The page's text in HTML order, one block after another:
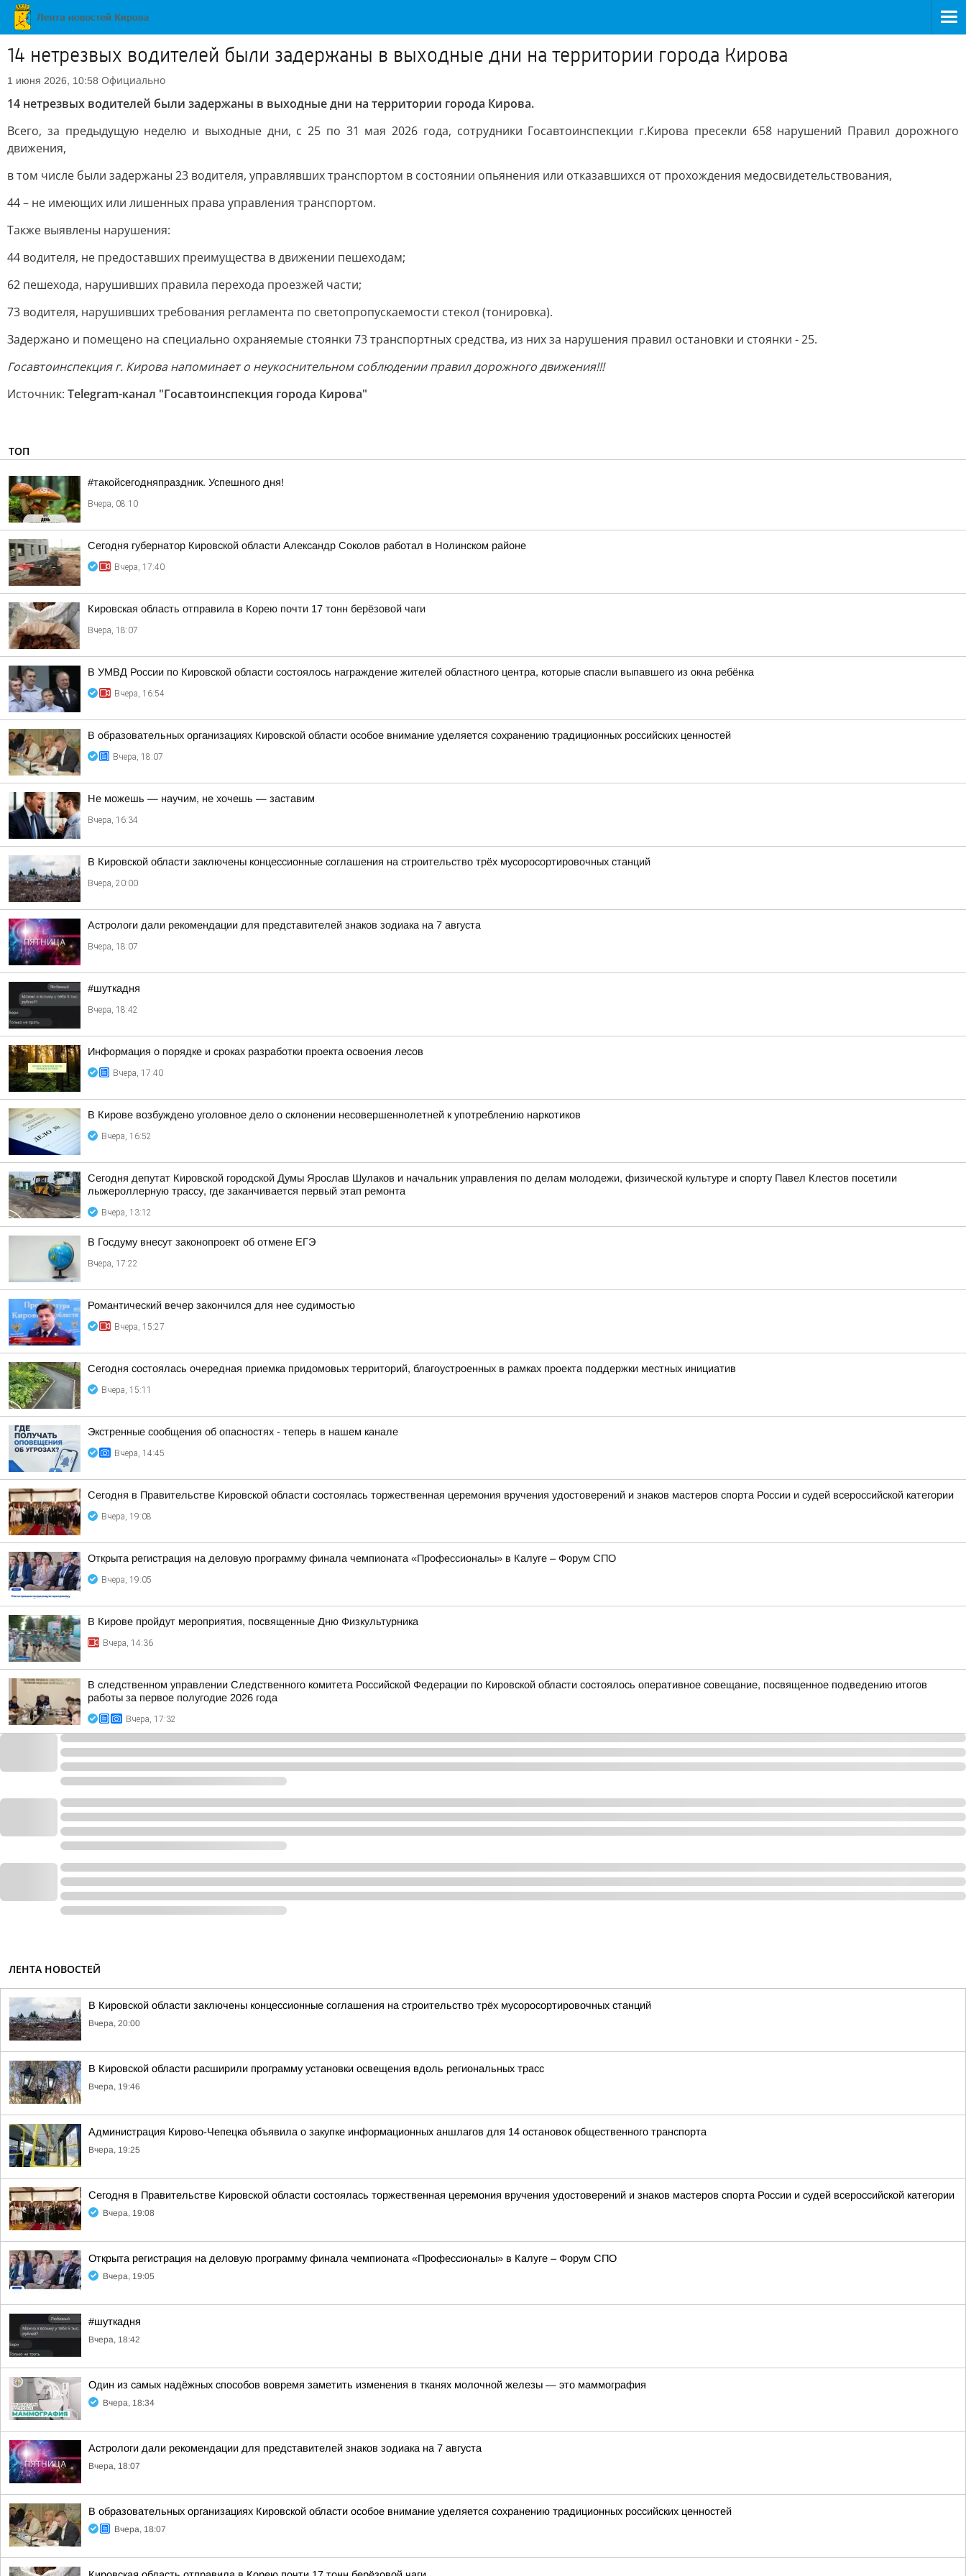
14 нетрезвых водителей были задержаны в выходные дни на территории города Кирова
1 июня 2026, 10:58 Официально
14 нетрезвых водителей были задержаны в выходные дни на территории города Кирова.
Всего, за предыдущую неделю и выходные дни, с 25 по 31 мая 2026 года, сотрудники Госавтоинспекции г.Кирова пресекли 658 нарушений Правил дорожного
движения,
в том числе были задержаны 23 водителя, управлявших транспортом в состоянии опьянения или отказавшихся от прохождения медосвидетельствования,
44 – не имеющих или лишенных права управления транспортом.
Также выявлены нарушения:
44 водителя, не предоставших преимущества в движении пешеходам;
62 пешехода, нарушивших правила перехода проезжей части;
73 водителя, нарушивших требования регламента по светопропускаемости стекол (тонировка).
Задержано и помещено на специально охраняемые стоянки 73 транспортных средства, из них за нарушения правил остановки и стоянки - 25.
Госавтоинспекция г. Кирова напоминает о неукоснительном соблюдении правил дорожного движения!!!
Источник: Telegram-канал "Госавтоинспекция города Кирова"
ТОП
#такойсегодняпраздник. Успешного дня!
Вчера, 08:10
Сегодня губернатор Кировской области Александр Соколов работал в Нолинском районе
Вчера, 17:40
Кировская область отправила в Корею почти 17 тонн берёзовой чаги
Вчера, 18:07
В УМВД России по Кировской области состоялось награждение жителей областного центра, которые спасли выпавшего из окна ребёнка
Вчера, 16:54
В образовательных организациях Кировской области особое внимание уделяется сохранению традиционных российских ценностей
Вчера, 18:07
Не можешь — научим, не хочешь — заставим
Вчера, 16:34
В Кировской области заключены концессионные соглашения на строительство трёх мусоросортировочных станций
Вчера, 20:00
Астрологи дали рекомендации для представителей знаков зодиака на 7 августа
Вчера, 18:07
#шуткадня
Вчера, 18:42
Информация о порядке и сроках разработки проекта освоения лесов
Вчера, 17:40
В Кирове возбуждено уголовное дело о склонении несовершеннолетней к употреблению наркотиков
Вчера, 16:52
Сегодня депутат Кировской городской Думы Ярослав Шулаков и начальник управления по делам молодежи, физической культуре и спорту Павел Клестов посетили
лыжероллерную трассу, где заканчивается первый этап ремонта
Вчера, 13:12
В Госдуму внесут законопроект об отмене ЕГЭ
Вчера, 17:22
Романтический вечер закончился для нее судимостью
Вчера, 15:27
Сегодня состоялась очередная приемка придомовых территорий, благоустроенных в рамках проекта поддержки местных инициатив
Вчера, 15:11
Экстренные сообщения об опасностях - теперь в нашем канале
Вчера, 14:45
Сегодня в Правительстве Кировской области состоялась торжественная церемония вручения удостоверений и знаков мастеров спорта России и судей всероссийской категории
Вчера, 19:08
Открыта регистрация на деловую программу финала чемпионата «Профессионалы» в Калуге – Форум СПО
Вчера, 19:05
В Кирове пройдут мероприятия, посвященные Дню Физкультурника
Вчера, 14:36
В следственном управлении Следственного комитета Российской Федерации по Кировской области состоялось оперативное совещание, посвященное подведению итогов
работы за первое полугодие 2026 года
Вчера, 17:32
ЛЕНТА НОВОСТЕЙ
В Кировской области заключены концессионные соглашения на строительство трёх мусоросортировочных станций
Вчера, 20:00
В Кировской области расширили программу установки освещения вдоль региональных трасс
Вчера, 19:46
Администрация Кирово-Чепецка объявила о закупке информационных аншлагов для 14 остановок общественного транспорта
Вчера, 19:25
Сегодня в Правительстве Кировской области состоялась торжественная церемония вручения удостоверений и знаков мастеров спорта России и судей всероссийской категории
Вчера, 19:08
Открыта регистрация на деловую программу финала чемпионата «Профессионалы» в Калуге – Форум СПО
Вчера, 19:05
#шуткадня
Вчера, 18:42
Один из самых надёжных способов вовремя заметить изменения в тканях молочной железы — это маммография
Вчера, 18:34
Астрологи дали рекомендации для представителей знаков зодиака на 7 августа
Вчера, 18:07
В образовательных организациях Кировской области особое внимание уделяется сохранению традиционных российских ценностей
Вчера, 18:07